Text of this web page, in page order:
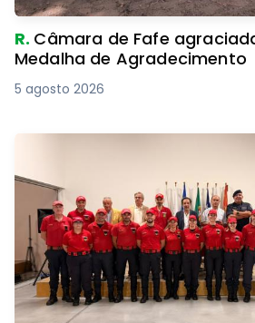
R. Câmara de Fafe agraciada
Medalha de Agradecimento
5 agosto 2026